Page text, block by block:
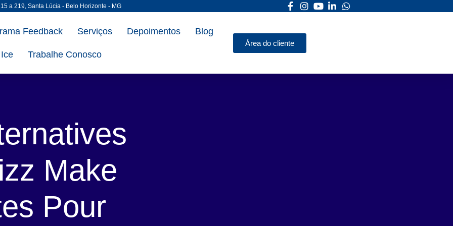
a 219, Santa Lúcia - Belo Horizonte - MG
Feedback Serviços Depoimentos Blog
Ice Trabalhe Conosco
Área do cliente
Make
Pour